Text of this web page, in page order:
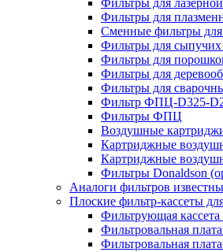
Фильтры для
Фильтры для
Сменные фильтры
Фильтры для сыпучих
Фильтры для
Фильтры для
Фильтры для
Фильтр ФПЦ-D325-
Фильтры ФПЦ
Воздушные
Картриджные
Картриджные
Фильтры Donaldson
Аналоги фильтров
Плоские фильтр-кассеты
Фильтрующая
Фильтровальная
Фильтровальная